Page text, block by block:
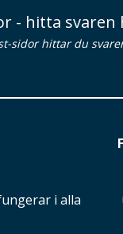
- hitta svaren
sidor hittar du
i alla